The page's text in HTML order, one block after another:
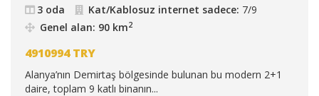
3 oda
Kat/Kablosuz internet sadece: 7/9
Genel alan: 90 km2
4910994 TRY
Alanya’nın Demirtaş bölgesinde bulunan bu modern 2+1
daire, toplam 9 katlı binanın...